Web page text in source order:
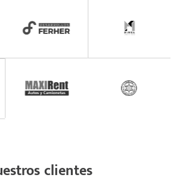
clientes